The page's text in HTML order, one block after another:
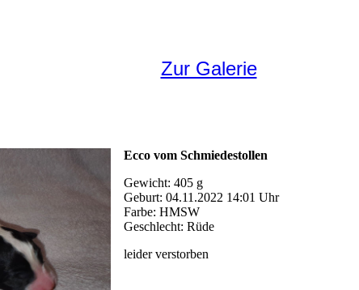
Zur Galerie
Ecco vom Schmiedestollen
Gewicht: 405 g
Geburt: 04.11.2022 14:01 Uhr
Farbe: HMSW
Geschlecht: Rüde
leider verstorben